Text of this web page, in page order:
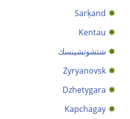
Sarķand
Kentau
شتشوتشينسك
Zyryanovsk
Dzhetygara
Kapchagay